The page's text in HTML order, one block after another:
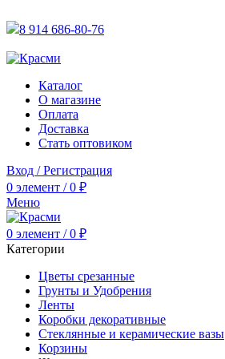
8 914 686-80-76
Каталог
О магазине
Оплата
Доставка
Стать оптовиком
Вход / Регистрация
0 элемент / 0 ₽
Меню
0 элемент / 0 ₽
Категории
Цветы срезанные
Грунты и Удобрения
Ленты
Коробки декоративные
Стеклянные и керамические вазы
Корзины